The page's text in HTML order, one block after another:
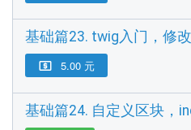
基础篇23. twig入门，修
 5.00 元
基础篇24. 自定义区块，